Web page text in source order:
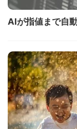
AIが指値まで自